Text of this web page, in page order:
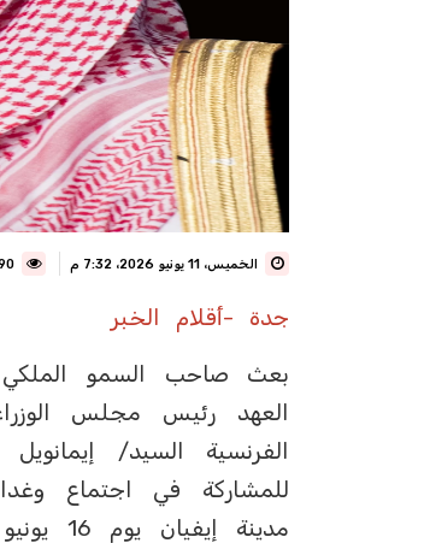
الخميس، 11 يونيو 2026، 7:32 م
جدة -أقلام الخبر
بعث صاحب السمو
العهد رئيس مجلس
الفرنسية السيد/